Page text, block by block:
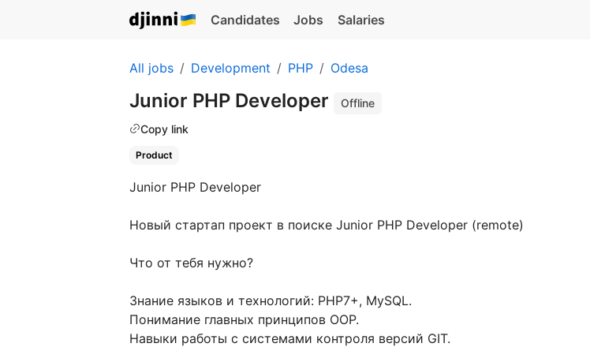
Candidates Jobs Salaries
All jobs Development PHP Odesa
Junior PHP Developer
Offline
Copy link
Product
Junior PHP Developer
Новый стартап проект в поиске Junior PHP Developer (remote)
Что от тебя нужно?
Знание языков и технологий: PHP7+, MySQL.
Понимание главных принципов ООP.
Навыки работы с системами контроля версий GIT.